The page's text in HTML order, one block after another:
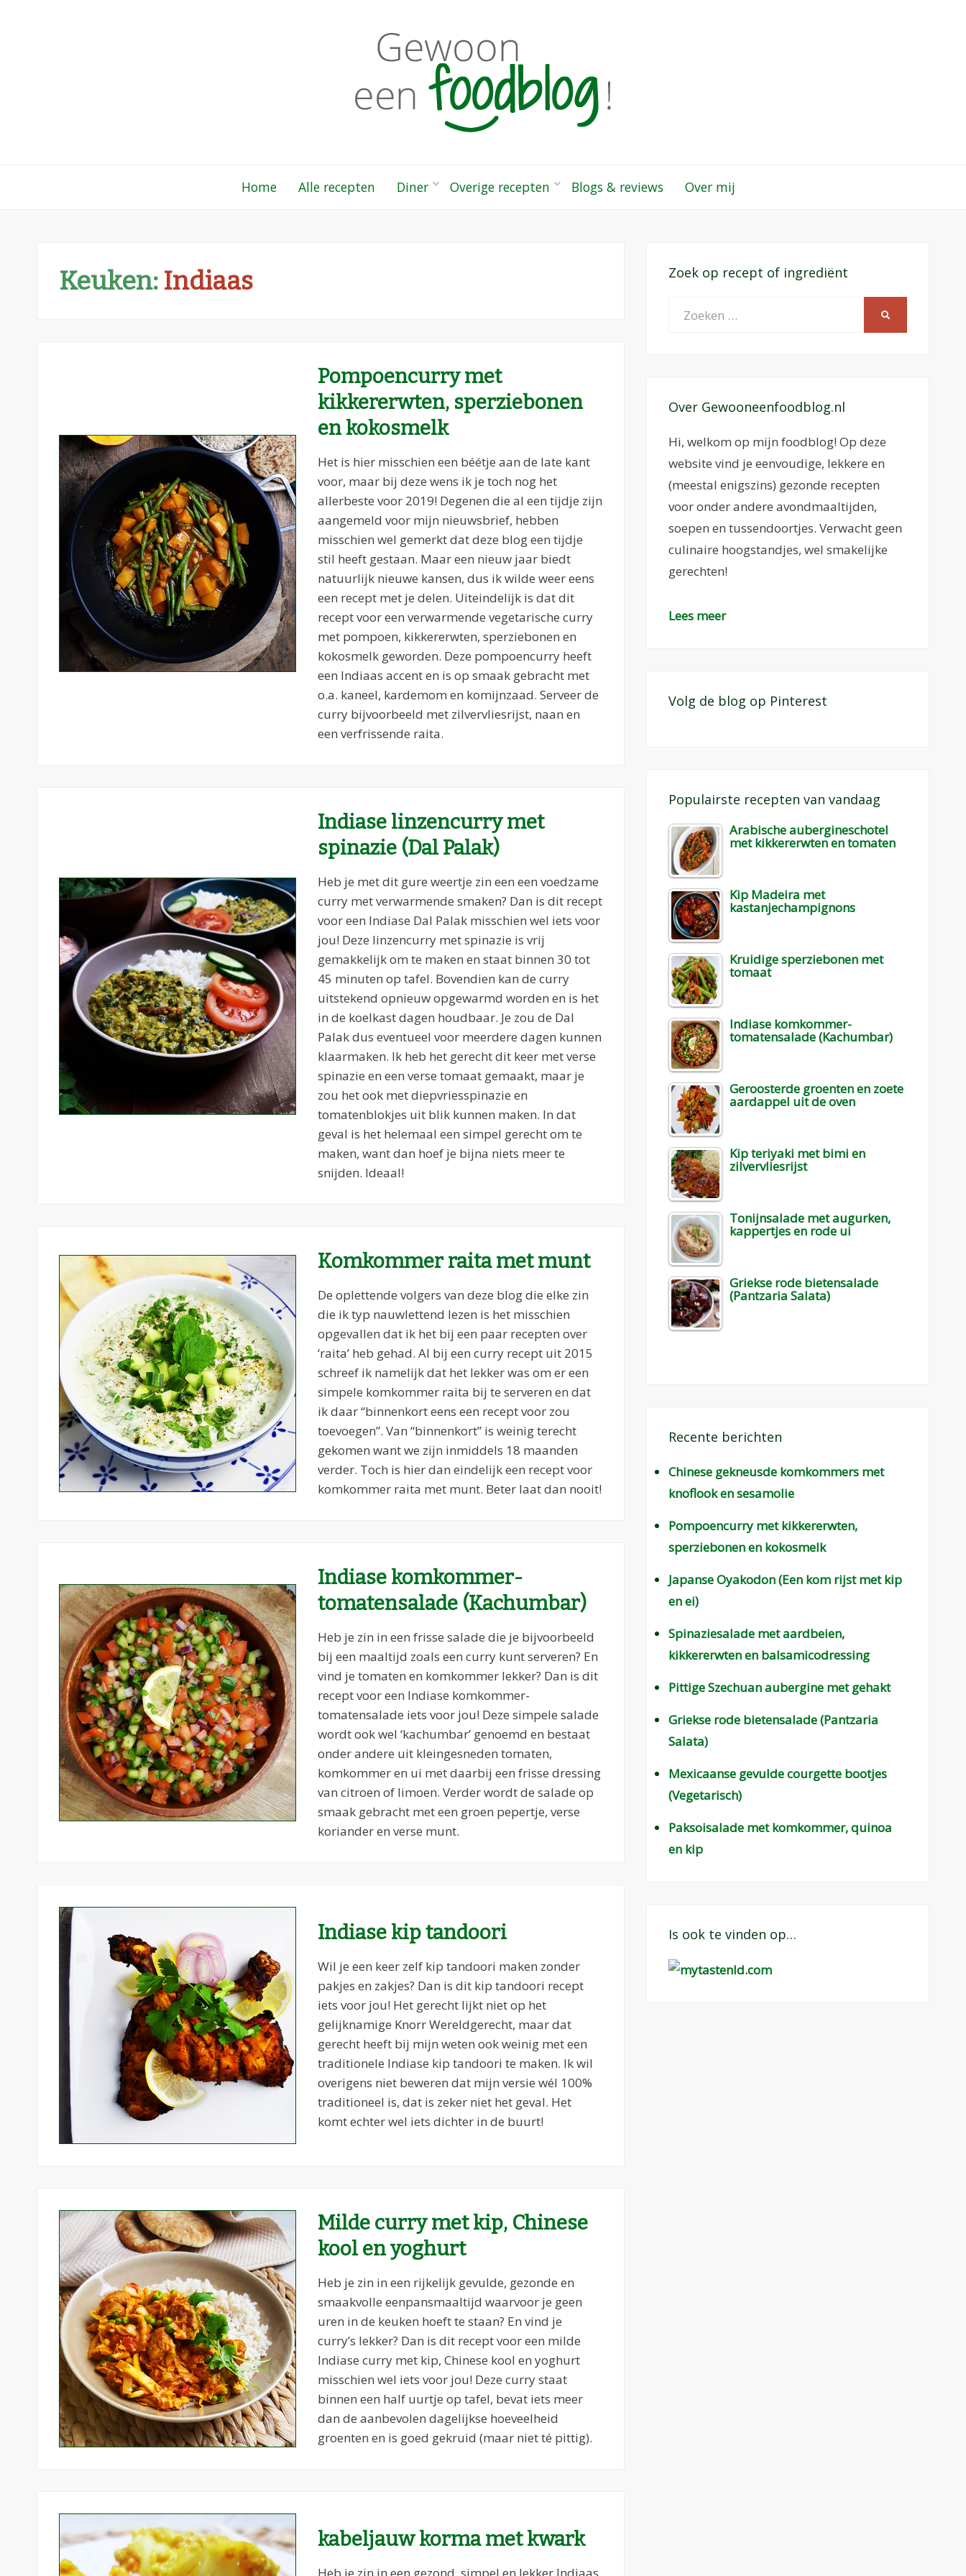
Home Alle recepten Diner Overige recepten Blogs & reviews Over mij
Keuken: Indiaas
Pompoencurry met
kikkererwten, sperziebonen
en kokosmelk
Het is hier misschien een béétje aan de late kant
voor, maar bij deze wens ik je toch nog het
allerbeste voor 2019! Degenen die al een tijdje zijn
aangemeld voor mijn nieuwsbrief, hebben
misschien wel gemerkt dat deze blog een tijdje
stil heeft gestaan. Maar een nieuw jaar biedt
natuurlijk nieuwe kansen, dus ik wilde weer eens
een recept met je delen. Uiteindelijk is dat dit
recept voor een verwarmende vegetarische curry
met pompoen, kikkererwten, sperziebonen en
kokosmelk geworden. Deze pompoencurry heeft
een Indiaas accent en is op smaak gebracht met
o.a. kaneel, kardemom en komijnzaad. Serveer de
curry bijvoorbeeld met zilvervliesrijst, naan en
een verfrissende raita.
Indiase linzencurry met
spinazie (Dal Palak)
Heb je met dit gure weertje zin een een voedzame
curry met verwarmende smaken? Dan is dit recept
voor een Indiase Dal Palak misschien wel iets voor
jou! Deze linzencurry met spinazie is vrij
gemakkelijk om te maken en staat binnen 30 tot
45 minuten op tafel. Bovendien kan de curry
uitstekend opnieuw opgewarmd worden en is het
in de koelkast dagen houdbaar. Je zou de Dal
Palak dus eventueel voor meerdere dagen kunnen
klaarmaken. Ik heb het gerecht dit keer met verse
spinazie en een verse tomaat gemaakt, maar je
zou het ook met diepvriesspinazie en
tomatenblokjes uit blik kunnen maken. In dat
geval is het helemaal een simpel gerecht om te
maken, want dan hoef je bijna niets meer te
snijden. Ideaal!
Komkommer raita met munt
De oplettende volgers van deze blog die elke zin
die ik typ nauwlettend lezen is het misschien
opgevallen dat ik het bij een paar recepten over
‘raita’ heb gehad. Al bij een curry recept uit 2015
schreef ik namelijk dat het lekker was om er een
simpele komkommer raita bij te serveren en dat
ik daar “binnenkort eens een recept voor zou
toevoegen”. Van “binnenkort” is weinig terecht
gekomen want we zijn inmiddels 18 maanden
verder. Toch is hier dan eindelijk een recept voor
komkommer raita met munt. Beter laat dan nooit!
Indiase komkommer-
tomatensalade (Kachumbar)
Heb je zin in een frisse salade die je bijvoorbeeld
bij een maaltijd zoals een curry kunt serveren? En
vind je tomaten en komkommer lekker? Dan is dit
recept voor een Indiase komkommer-
tomatensalade iets voor jou! Deze simpele salade
wordt ook wel ‘kachumbar’ genoemd en bestaat
onder andere uit kleingesneden tomaten,
komkommer en ui met daarbij een frisse dressing
van citroen of limoen. Verder wordt de salade op
smaak gebracht met een groen pepertje, verse
koriander en verse munt.
Indiase kip tandoori
Wil je een keer zelf kip tandoori maken zonder
pakjes en zakjes? Dan is dit kip tandoori recept
iets voor jou! Het gerecht lijkt niet op het
gelijknamige Knorr Wereldgerecht, maar dat
gerecht heeft bij mijn weten ook weinig met een
traditionele Indiase kip tandoori te maken. Ik wil
overigens niet beweren dat mijn versie wél 100%
traditioneel is, dat is zeker niet het geval. Het
komt echter wel iets dichter in de buurt!
Milde curry met kip, Chinese
kool en yoghurt
Heb je zin in een rijkelijk gevulde, gezonde en
smaakvolle eenpansmaaltijd waarvoor je geen
uren in de keuken hoeft te staan? En vind je
curry’s lekker? Dan is dit recept voor een milde
Indiase curry met kip, Chinese kool en yoghurt
misschien wel iets voor jou! Deze curry staat
binnen een half uurtje op tafel, bevat iets meer
dan de aanbevolen dagelijkse hoeveelheid
groenten en is goed gekruid (maar niet té pittig).
kabeljauw korma met kwark
Zoek op recept of ingrediënt
Over Gewooneenfoodblog.nl
Hi, welkom op mijn foodblog! Op deze
website vind je eenvoudige, lekkere en
(meestal enigszins) gezonde recepten
voor onder andere avondmaaltijden,
soepen en tussendoortjes. Verwacht geen
culinaire hoogstandjes, wel smakelijke
gerechten!
Lees meer
Volg de blog op Pinterest
Populairste recepten van vandaag
Arabische aubergineschotel
met kikkererwten en tomaten
Kip Madeira met
kastanjechampignons
Kruidige sperziebonen met
tomaat
Indiase komkommer-
tomatensalade (Kachumbar)
Geroosterde groenten en zoete
aardappel uit de oven
Kip teriyaki met bimi en
zilvervliesrijst
Tonijnsalade met augurken,
kappertjes en rode ui
Griekse rode bietensalade
(Pantzaria Salata)
Recente berichten
Chinese gekneusde komkommers met
knoflook en sesamolie
Pompoencurry met kikkererwten,
sperziebonen en kokosmelk
Japanse Oyakodon (Een kom rijst met kip
en ei)
Spinaziesalade met aardbeien,
kikkererwten en balsamicodressing
Pittige Szechuan aubergine met gehakt
Griekse rode bietensalade (Pantzaria
Salata)
Mexicaanse gevulde courgette bootjes
(Vegetarisch)
Paksoisalade met komkommer, quinoa
en kip
Is ook te vinden op…